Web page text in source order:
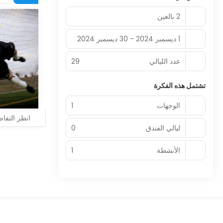
انظر
2 بالغين
1 ديسمبر 2024 - 30 ديسمبر 2024
عدد الليالي 29
تشتمل هذه الفكرة
الوجهات
1
ليالي الفندق 0
الأنشطة 1